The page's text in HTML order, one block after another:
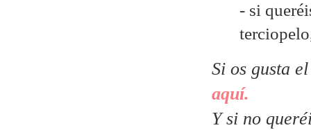
- si
Si os gusta
aquí.
Y si no